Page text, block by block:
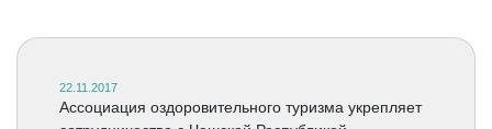
22.11.2017
Ассоциация оздоровительного туризма укрепляет